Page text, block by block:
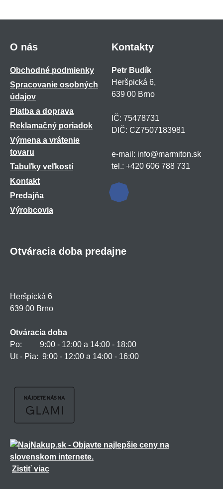
O nás
Obchodné podmienky
Spracovanie osobných
údajov
Platba a doprava
Reklamačný poriadok
Výmena a vrátenie
tovaru
Tabuľky veľkostí
Kontakt
Predajňa
Výrobcovia
Kontakty
Petr Budík
Heršpická 6,
639 00 Brno
IČ: 75478731
DIČ: CZ7507183981
e-mail: info@marmiton.sk
tel.: +420 606 788 731
Otváracia doba predajne
Heršpická 6
639 00 Brno
Otváracia doba
Po: 9:00 - 12:00 a 14:00 - 18:00
Ut - Pia: 9:00 - 12:00 a 14:00 - 16:00
Zistiť viac